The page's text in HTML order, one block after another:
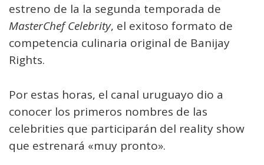
estreno de la la segunda temporada de
MasterChef Celebrity, el exitoso formato de
competencia culinaria original de Banijay
Rights.
Por estas horas, el canal uruguayo dio a
conocer los primeros nombres de las
celebrities que participarán del reality show
que estrenará «muy pronto».